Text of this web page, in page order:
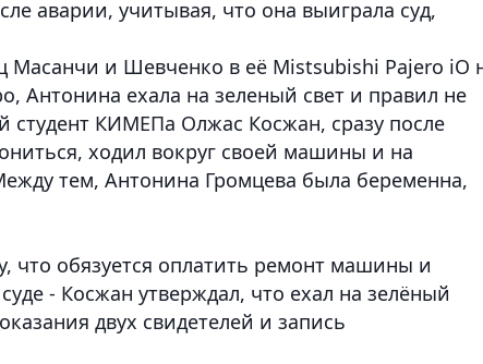
аварии, учитывая, что она выиграла суд,
Масанчи и Шевченко в её Mistsubishi Pajero iO
Антонина ехала на зеленый свет и правил не
КИМЕПа Олжас Косжан, сразу после
ходил вокруг своей машины и на
тем, Антонина Громцева была беременна,
что обязуется оплатить ремонт машины и
- Косжан утверждал, что ехал на зелёный
двух свидетелей и запись